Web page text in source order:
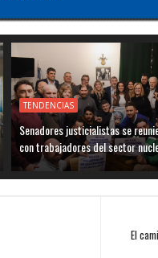
TENDENCIAS
Senadores justicialistas se
con trabajadores del sector
El